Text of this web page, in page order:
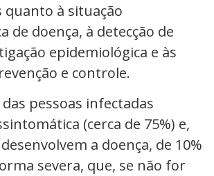
quanto à situação
de doença, à detecção de
epidemiológica e às
e controle.
pessoas infectadas
(cerca de 75%) e,
a doença, de 10%
severa, que, se não for